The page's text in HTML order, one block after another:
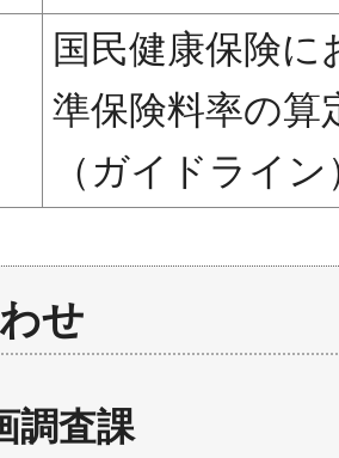
国民健康保険
準保険料率の算
（ガイドライ
せ
調査課